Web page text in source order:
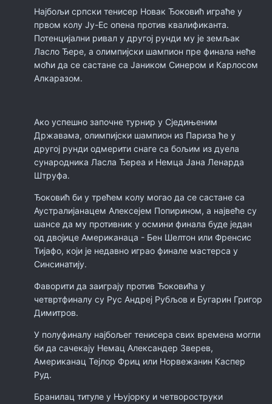
Најбољи српски тенисер Новак Ђоковић играће у
првом колу Ју-Ес опена против квалификанта.
Потенцијални ривал у другој рунди му је земљак
Ласло Ђере, а олимпијски шампион пре финала неће
моћи да се састане са Јаником Синером и Карлосом
Алкаразом.
Ако успешно започне турнир у Сједињеним
Државама, олимпијски шампион из Париза ће у
другој рунди одмерити снаге са бољим из дуела
сународника Ласла Ђереа и Немца Јана Ленарда
Штруфа.
Ђоковић би у трећем колу могао да се састане са
Аустралијанацем Алексејем Попирином, а највеће су
шансе да му противник у осмини финала буде један
од двојице Американаца - Бен Шелтон или Френсис
Тијафо, који је недавно играо финале мастерса у
Синсинатију.
Фаворити да заиграју против Ђоковића у
четвртфиналу су Рус Андреј Рубљов и Бугарин Григор
Димитров.
У полуфиналу најбољег тенисера свих времена могли
би да сачекају Немац Александер Зверев,
Американац Тејлор Фриц или Норвежанин Каспер
Руд.
Бранилац титуле у Њујорку и четвороструки